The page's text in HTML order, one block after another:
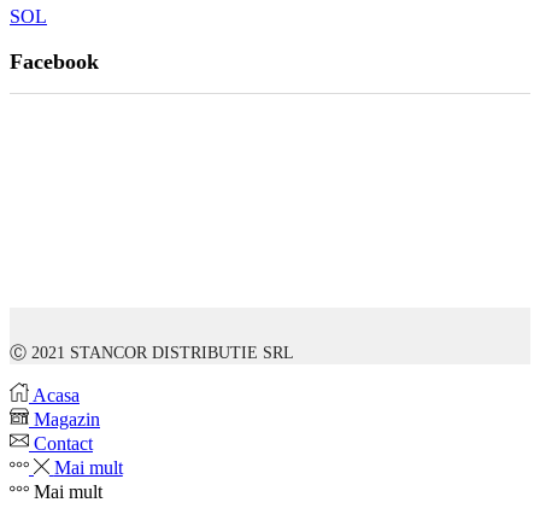
SOL
Facebook
Ⓒ 2021 STANCOR DISTRIBUTIE SRL
Acasa
Magazin
Contact
Mai mult
Mai mult